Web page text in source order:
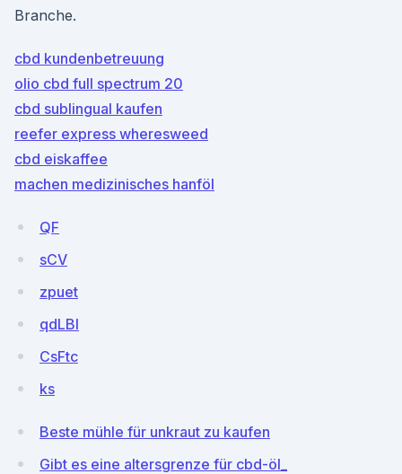
Branche.
cbd kundenbetreuung
olio cbd full spectrum 20
cbd sublingual kaufen
reefer express wheresweed
cbd eiskaffee
machen medizinisches hanföl
QF
sCV
zpuet
qdLBl
CsFtc
ks
Beste mühle für unkraut zu kaufen
Gibt es eine altersgrenze für cbd-öl_